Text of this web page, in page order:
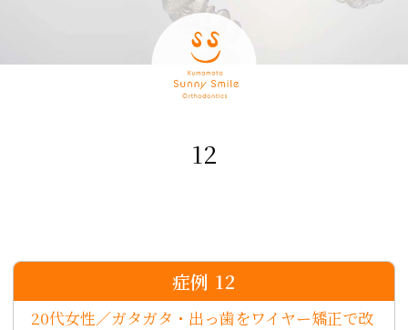
12
症例 12
20代女性／ガタガタ・出っ歯をワイヤー矯正で改